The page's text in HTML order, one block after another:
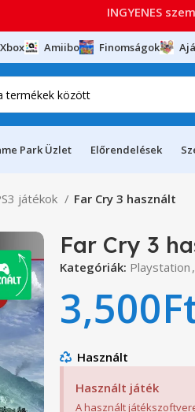
Xbox Amiibo Finomságok
Park Üzlet Előrendelések
játékok Far Cry 3 használt
Far Cry 3
Kategóriák: Playstation ,
3,500
Használt
Használt játék
A használt
INGYENES